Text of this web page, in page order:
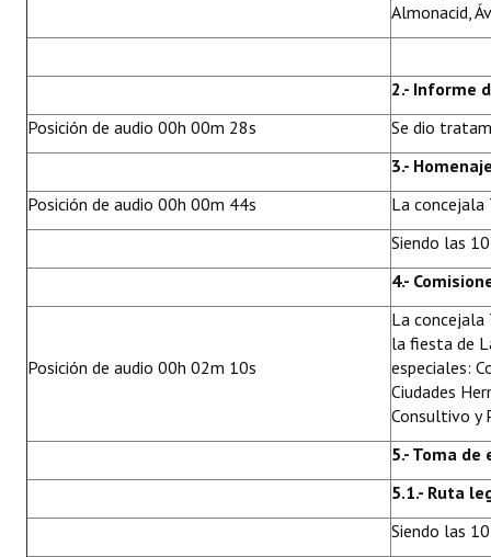
Almonacid,
2.- Informe
Posición de audio 00h 00m 28s
Se dio
3.-
Posición de audio 00h 00m 44s
La concejala
Siendo las
4.-
Posición de audio 00h 02m 10s
La concejala
la fiesta de
especiales:
Ciudades
Consultivo y
5.- Toma
5.1.- Ruta
Siendo las